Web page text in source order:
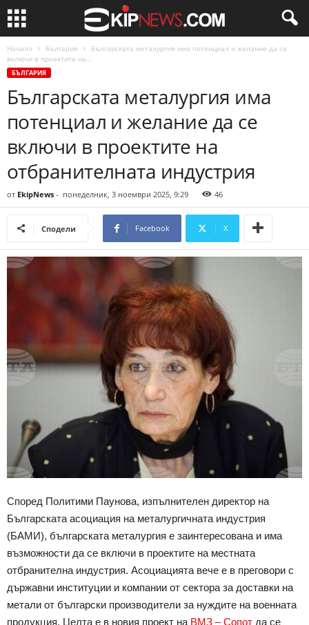
Начало България
Българската металургия има потенциал и желание да се
включи в проектите на...
БЪЛГАРИЯ
Българската металургия има
потенциал и желание да се
включи в проектите на
отбранителната индустрия
от EkipNews - понеделник, 3 ноември 2025, 9:29 46
Сподели Facebook X
Според Политими Паунова, изпълнителен директор на
Българската асоциация на металургичната индустрия
(БАМИ), българската металургия е заинтересована и има
възможности да се включи в проектите на местната
отбранителна индустрия. Асоциацията вече е в преговори с
държавни институции и компании от сектора за доставки на
метали от български производители за нуждите на военната
продукция. Целта е в новия проект на ВМЗ – Сопот да се